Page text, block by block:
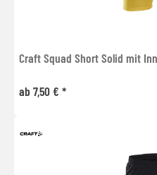
Craft Squad Short Solid mit
ab 7,50 € *